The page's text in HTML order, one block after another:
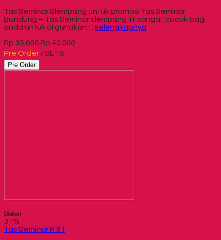
Tas Seminar Slempang untuk promosi Tas Seminar
Bandung – Tas Seminar slempang ini sangat cocok bagi
anda untuk di gunakan… selengkapnya
Rp 35.000 Rp 40.000
Pre Order / SL 15
Pre Order
Diskon
31%
Tas Seminar R 61